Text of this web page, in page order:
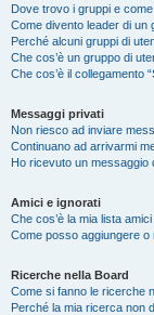
Dove trovo i gruppi e
Come divento leader di un
Perché alcuni gruppi di
Che cos’è un gruppo di
Che cos’è il collegamento
Messaggi privati
Non riesco ad inviare
Continuano ad arrivarmi
Ho ricevuto un messaggio
Amici e ignorati
Che cos’è la mia lista
Come posso aggiungere o
Ricerche nella Board
Come si fanno le ricerche
Perché la mia ricerca non